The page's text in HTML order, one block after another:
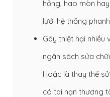
hỏng, hao mòn
lưới hệ thống
Gây thiệt hại nhiều
ngân sách sửa
Hoặc là thay thế
có tai nạn thương